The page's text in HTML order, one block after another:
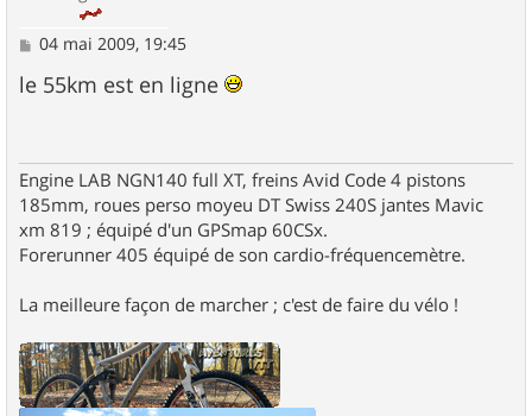
M
s
s
04 mai 2009, 19:45
le 55km est en ligne
Engine LAB NGN140 full XT, freins Avid Code 4 pistons
185mm, roues perso moyeu DT Swiss 240S jantes Mavic
xm 819 ; équipé d'un GPSmap 60CSx.
Forerunner 405 équipé de son cardio-fréquencemètre.
La meilleure façon de marcher ; c'est de faire du vélo !